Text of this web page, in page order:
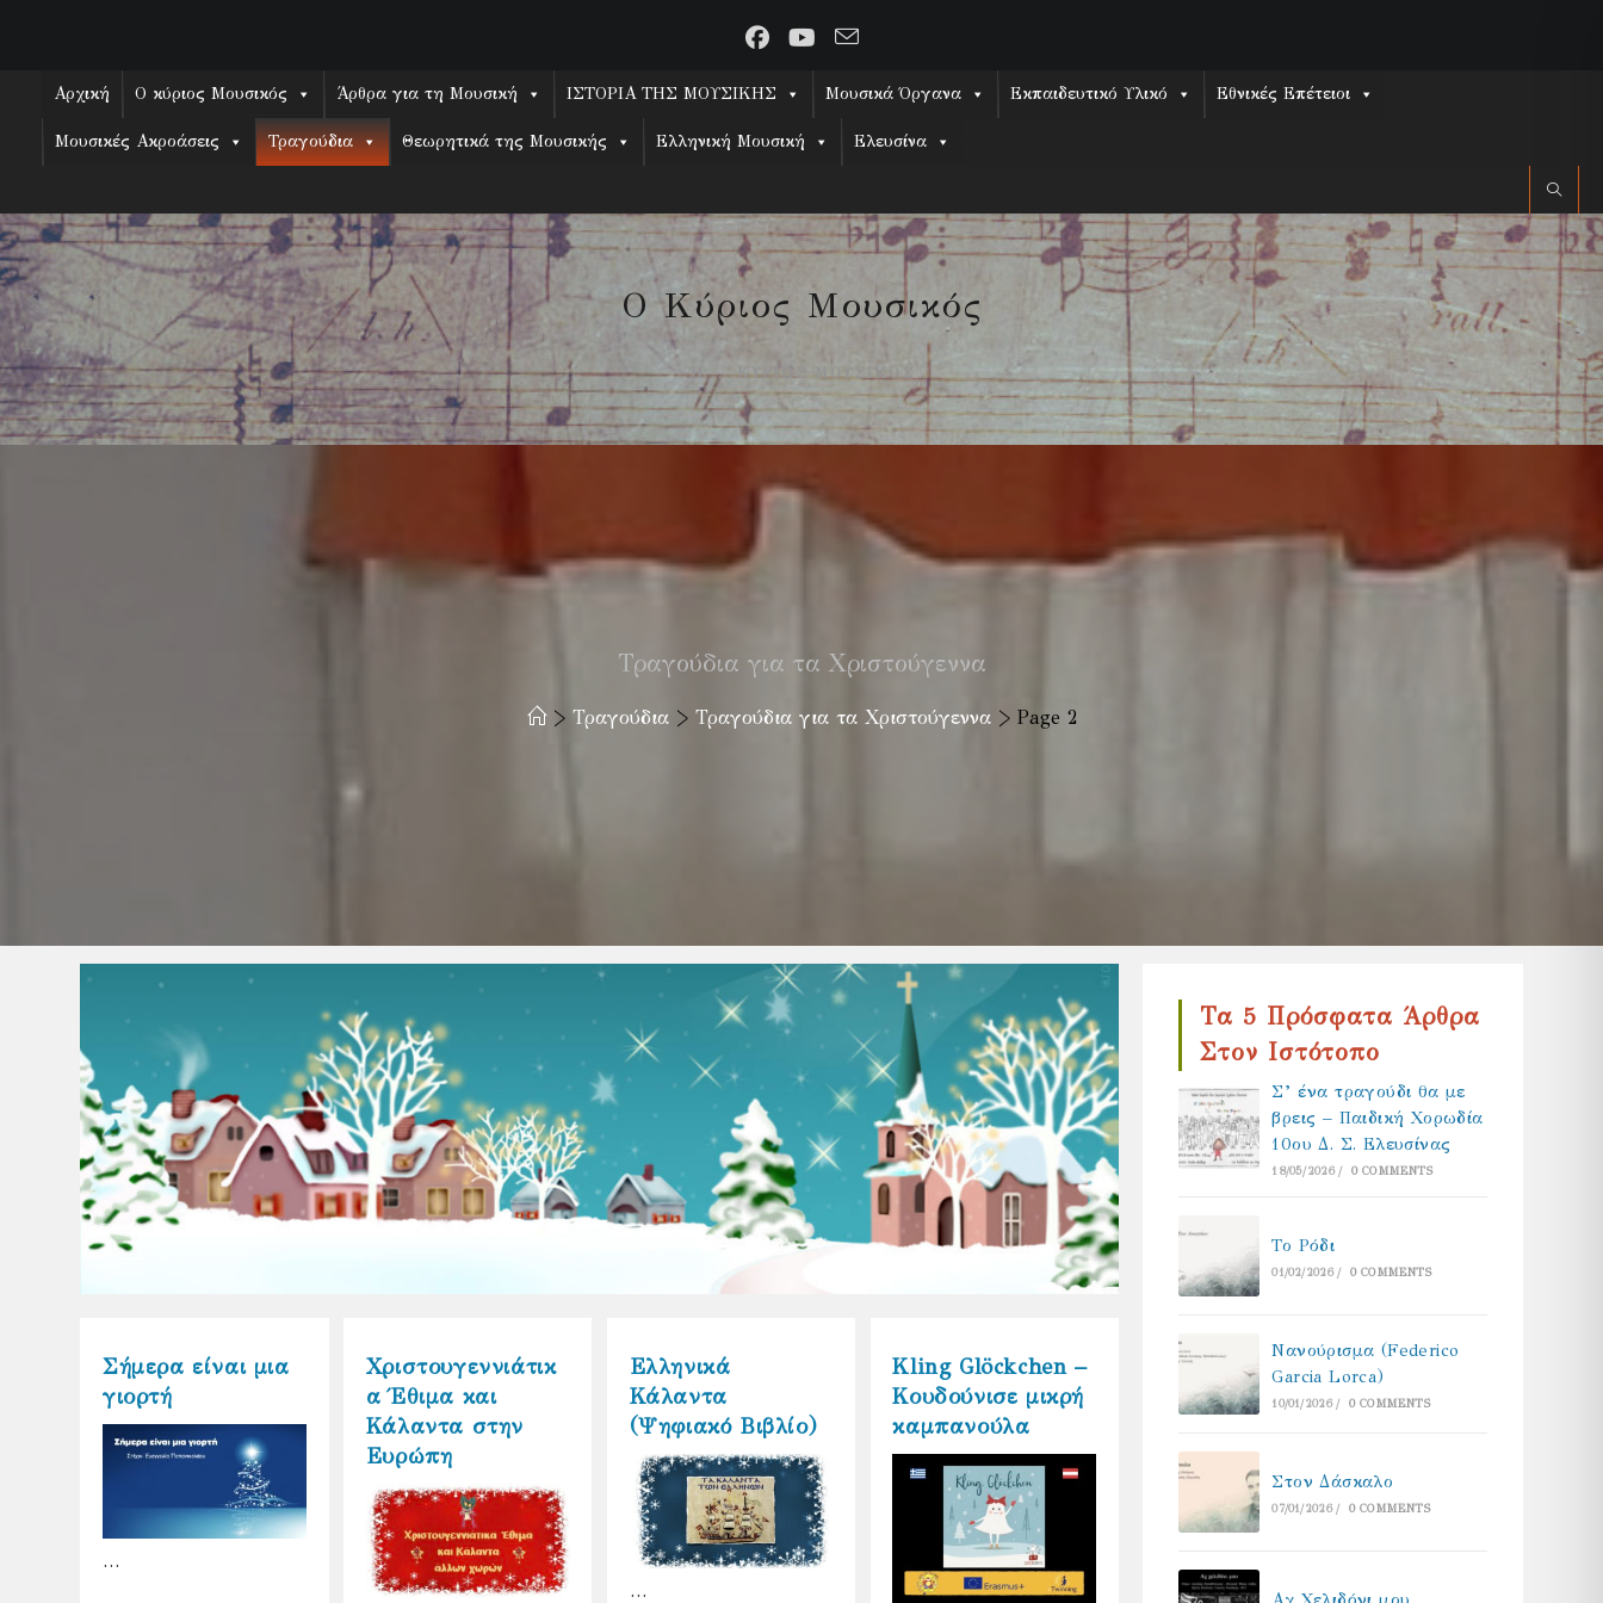
Αρχική
Ο κύριος Μουσικός Άρθρα για τη Μουσική ΙΣΤΟΡΙΑ ΤΗΣ ΜΟΥΣΙΚΗΣ Μουσικά Όργανα Εκπαιδευτικό Υλικό Εθνικές Επέτειοι
Μουσικές Ακροάσεις Τραγούδια Θεωρητικά της Μουσικής Ελληνική Μουσική Ελευσίνα
Ο Κύριος Μουσικός
Ή ... ΚΥΡΊΩΣ ΜΟΥΣΙΚΌΣ
Τραγούδια για τα Χριστούγεννα
> Τραγούδια > Τραγούδια για τα Χριστούγεννα > Page 2
Σήμερα είναι μια
γιορτή
…
Χριστουγεννιάτικ
α Έθιμα και
Κάλαντα στην
Ευρώπη
Ελληνικά
Κάλαντα
(Ψηφιακό Βιβλίο)
…
Kling Glöckchen –
Κουδούνισε μικρή
καμπανούλα
Τα 5 Πρόσφατα Άρθρα
Στον Ιστότοπο
Σ’ ένα τραγούδι θα με
βρεις – Παιδική Χορωδία
10ου Δ. Σ. Ελευσίνας
18/05/2026 / 0 COMMENTS
Το Ρόδι
01/02/2026 / 0 COMMENTS
Νανούρισμα (Federico
Garcia Lorca)
10/01/2026 / 0 COMMENTS
Στον Δάσκαλο
07/01/2026 / 0 COMMENTS